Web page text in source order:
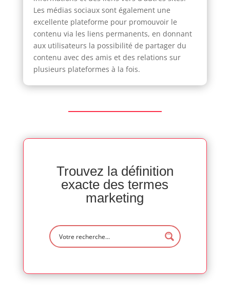
Les médias sociaux sont également une
excellente plateforme pour promouvoir le
contenu via les liens permanents, en donnant
aux utilisateurs la possibilité de partager du
contenu avec des amis et des relations sur
plusieurs plateformes à la fois.
Trouvez la définition
exacte des termes
marketing